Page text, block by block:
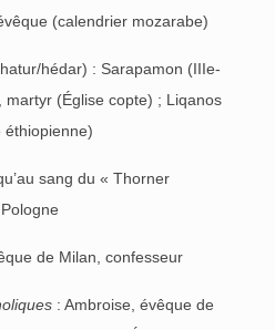
(calendrier mozarabe)
hédar) : Sarapamon (IIIe-
martyr (Église copte) ; Liqanos
éthiopienne)
sang du « Thorner
de Milan, confesseur
: Ambroise, évêque de